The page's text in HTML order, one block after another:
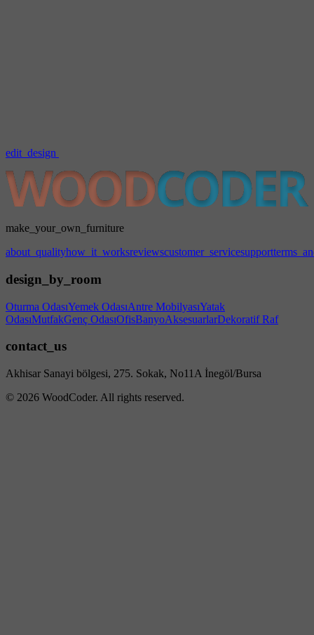
edit_design
make_your_own_furniture
about_qualityhow_it_worksreviewscustomer_servicesupport
design_by_room
Oturma OdasıYemek OdasıAntre MobilyasıYatak
OdasıMutfakGenç OdasıOfisBanyoAksesuarlarDekoratif Raf
contact_us
Akhisar Sanayi bölgesi, 275. Sokak, No11A İnegöl/Bursa
© 2026 WoodCoder. All rights reserved.